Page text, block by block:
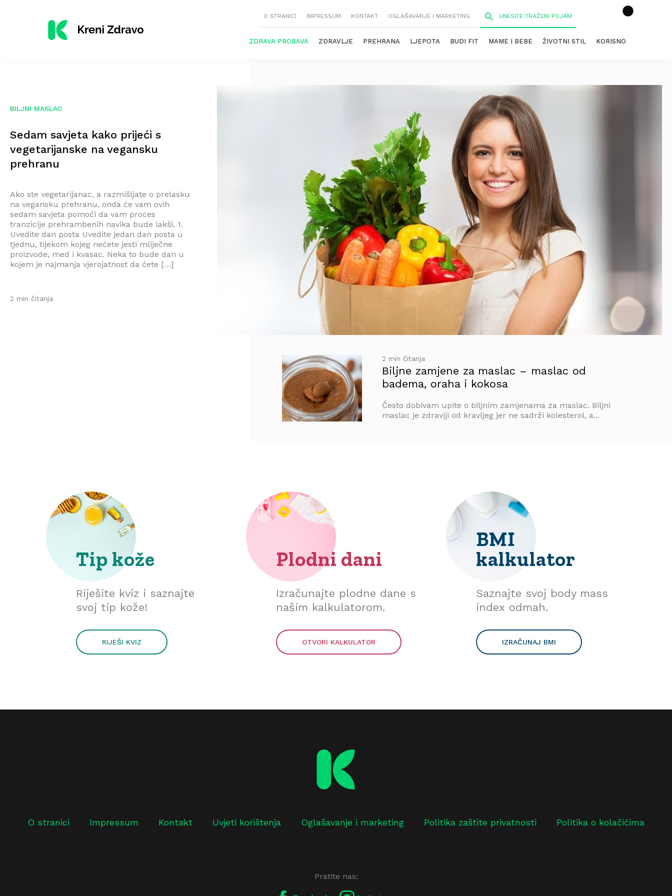
O STRANICI IMPRESSUM KONTAKT OGLAŠAVANJE I MARKETING
ZDRAVA PROBAVA ZDRAVLJE PREHRANA LJEPOTA BUDI FIT MAME I BEBE ŽIVOTNI STIL KORISNO
BILJNI MASLAC
Sedam savjeta kako prijeći s
vegetarijanske na vegansku
prehranu
Ako ste vegetarijanac, a razmišljate o prelasku
na vegansku prehranu, onda će vam ovih
sedam savjeta pomoći da vam proces
tranzicije prehrambenih navika bude lakši. 1.
Uvedite dan posta Uvedite jedan dan posta u
tjednu, tijekom kojeg nećete jesti mliječne
proizvode, med i kvasac. Neka to bude dan u
kojem je najmanja vjerojatnost da ćete […]
2 min čitanja
2 min čitanja
Biljne zamjene za maslac – maslac od
badema, oraha i kokosa
Često dobivam upite o biljnim zamjenama za maslac. Biljni
maslac je zdraviji od kravljeg jer ne sadrži kolesterol, a...
Tip kože
Riješite kviz i saznajte
svoj tip kože!
RIJEŠI KVIZ
Plodni dani
Izračunajte plodne dane s
našim kalkulatorom.
OTVORI KALKULATOR
BMI
kalkulator
Saznajte svoj body mass
index odmah.
IZRAČUNAJ BMI
O stranici Impressum Kontakt Uvjeti korištenja Oglašavanje i marketing Politika zaštite privatnosti Politika o kolačićima
Pratite nas: